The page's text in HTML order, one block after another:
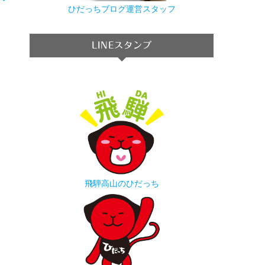
ひだっちブログ運営スタッフ
LINEスタンプ
飛騨高山のひだっち